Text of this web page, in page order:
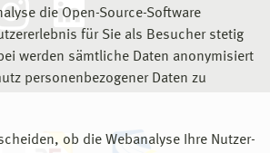
die Open-Source-Software
für Sie als Besucher stetig
werden sämtliche Daten anonymisiert
personenbezogener Daten zu
ob die Webanalyse Ihre Nutzer-